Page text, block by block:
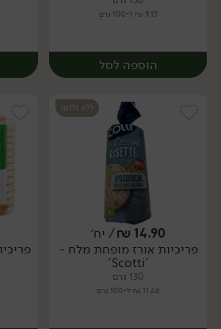
9.15 ₪ ל-100 גרם
הוספה לסל
יח׳
ללא גלוטן
14.90
₪/ יח׳
פריכיות אורז מופחת מלח -
'Scotti'
130 גרם
11.46 ₪ ל-100 גרם